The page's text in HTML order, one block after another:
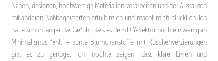
Nähen, designen, hochwertige Materialien verarbeiten und der Austausch
mit anderen Nähbegeisterten erfüllt mich und macht mich glücklich. Ich
hatte schon länger das Gefühl, dass es dem DIY-Sektor noch ein wenig an
Minimalismus fehlt – bunte Blümchenstoffe mit Rüschenverzierungen
gibt es zu genüge. Ich möchte zeigen, dass klare Linien und